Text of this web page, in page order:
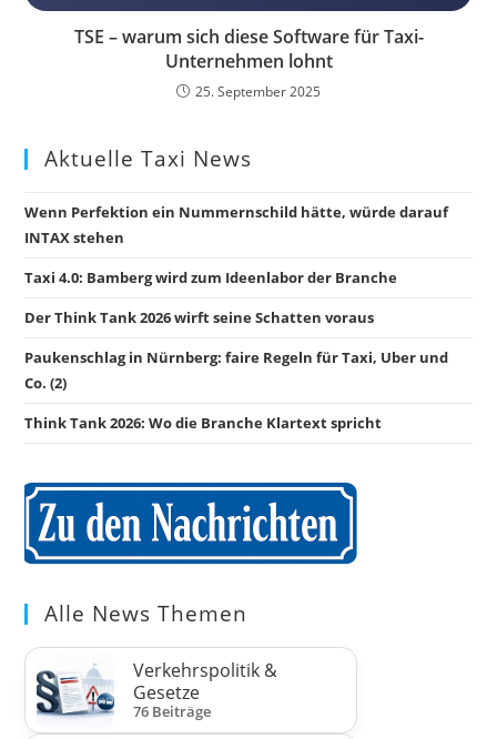
TSE – warum sich diese Software für Taxi-
Unternehmen lohnt
25. September 2025
Aktuelle Taxi News
Wenn Perfektion ein Nummernschild hätte, würde darauf
INTAX stehen
Taxi 4.0: Bamberg wird zum Ideenlabor der Branche
Der Think Tank 2026 wirft seine Schatten voraus
Paukenschlag in Nürnberg: faire Regeln für Taxi, Uber und
Co. (2)
Think Tank 2026: Wo die Branche Klartext spricht
Alle News Themen
Verkehrspolitik &
Gesetze
76 Beiträge